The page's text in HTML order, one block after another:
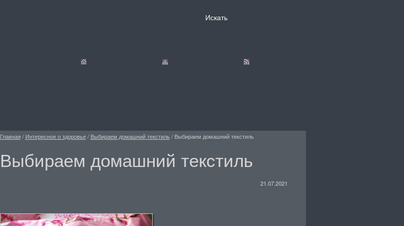
Главная / Интересное о здоровье/ Выбираем домашний текстиль/ Выбираем домашний текстиль
Выбираем домашний текстиль
21.07.2021